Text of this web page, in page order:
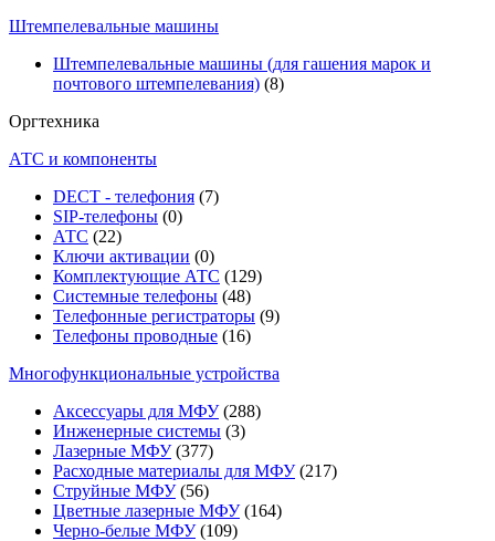
Штемпелевальные машины
Штемпелевальные машины (для гашения марок и
почтового штемпелевания) (8)
Оргтехника
АТС и компоненты
DECT - телефония (7)
SIP-телефоны (0)
АТС (22)
Ключи активации (0)
Комплектующие АТС (129)
Системные телефоны (48)
Телефонные регистраторы (9)
Телефоны проводные (16)
Многофункциональные устройства
Аксессуары для МФУ(288)
Инженерные системы (3)
Лазерные МФУ(377)
Расходные материалы для МФУ(217)
Струйные МФУ(56)
Цветные лазерные МФУ(164)
Черно-белые МФУ(109)